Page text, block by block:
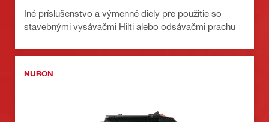
Iné príslušenstvo a výmenné diely pre použitie so
stavebnými vysávačmi Hilti alebo odsávačmi prachu
NURON